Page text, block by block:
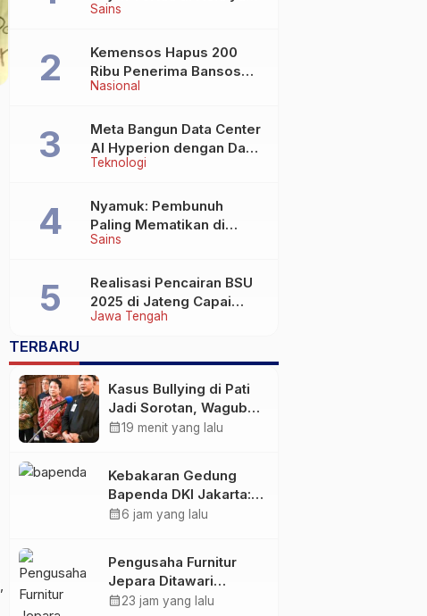
Sains
Wafat di Usia Lebih dari
Nasional
Kemensos Hapus 200
Ribu Penerima Bansos
yang Terlibat Judol
Teknologi
Meta Bangun Data Center
AI Hyperion dengan Daya
Komputasi 5 GW, Saingi
Sains
Nyamuk: Pembunuh
Paling Mematikan di
Dunia yang Tak Terlihat
Jawa Tengah
Realisasi Pencairan BSU
2025 di Jateng Capai
69,2 Persen
TERBARU
Kasus Bullying di Pati
Jadi Sorotan, Wagub
Jateng: Ini PR Bersama
calendar_month19 menit yang lalu
Kebakaran Gedung
Bapenda DKI Jakarta:
20 Unit Pemadam dan
Kencang Jadi
Tantangan
calendar_month6 jam yang lalu
Pengusaha Furnitur
Jepara Ditawari
Perluasan Pangsa
calendar_month23 jam yang lalu